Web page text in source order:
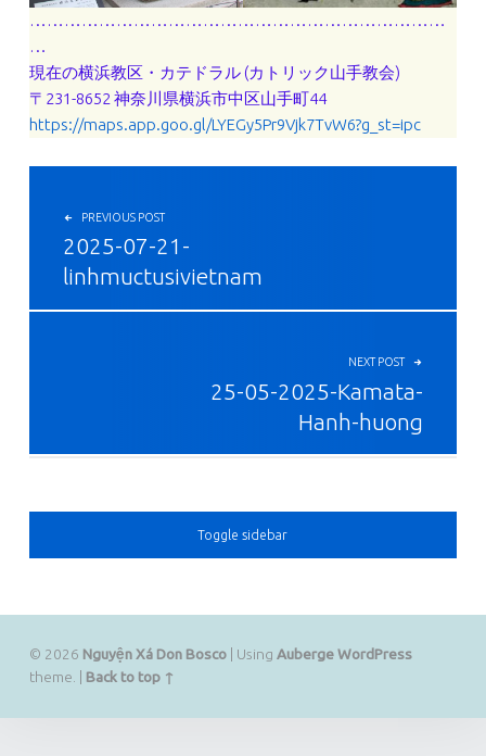
………………………………………………………………
…
現在の横浜教区・カテドラル (カトリック山手教会)
〒231-8652 神奈川県横浜市中区山手町44
https://maps.app.goo.gl/LYEGy5Pr9Vjk7TvW6?g_st=ipc
PREVIOUS POST
2025-07-21-
linhmuctusivietnam
NEXT POST
25-05-2025-Kamata-
Hanh-huong
SIDEBAR
Toggle sidebar
© 2026 Nguyện Xá Don Bosco Using AubergeWordPress
theme.
Back to top ↑